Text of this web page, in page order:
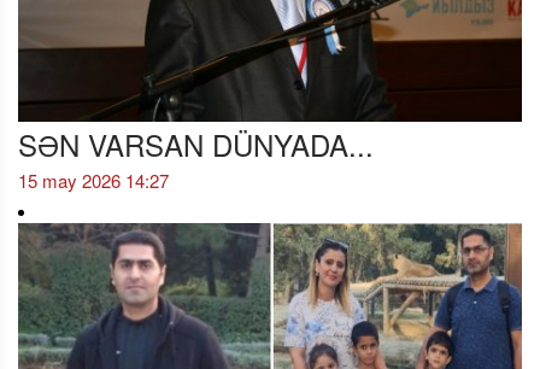
SƏN VARSAN DÜNYADA...
15 may 2026 14:27